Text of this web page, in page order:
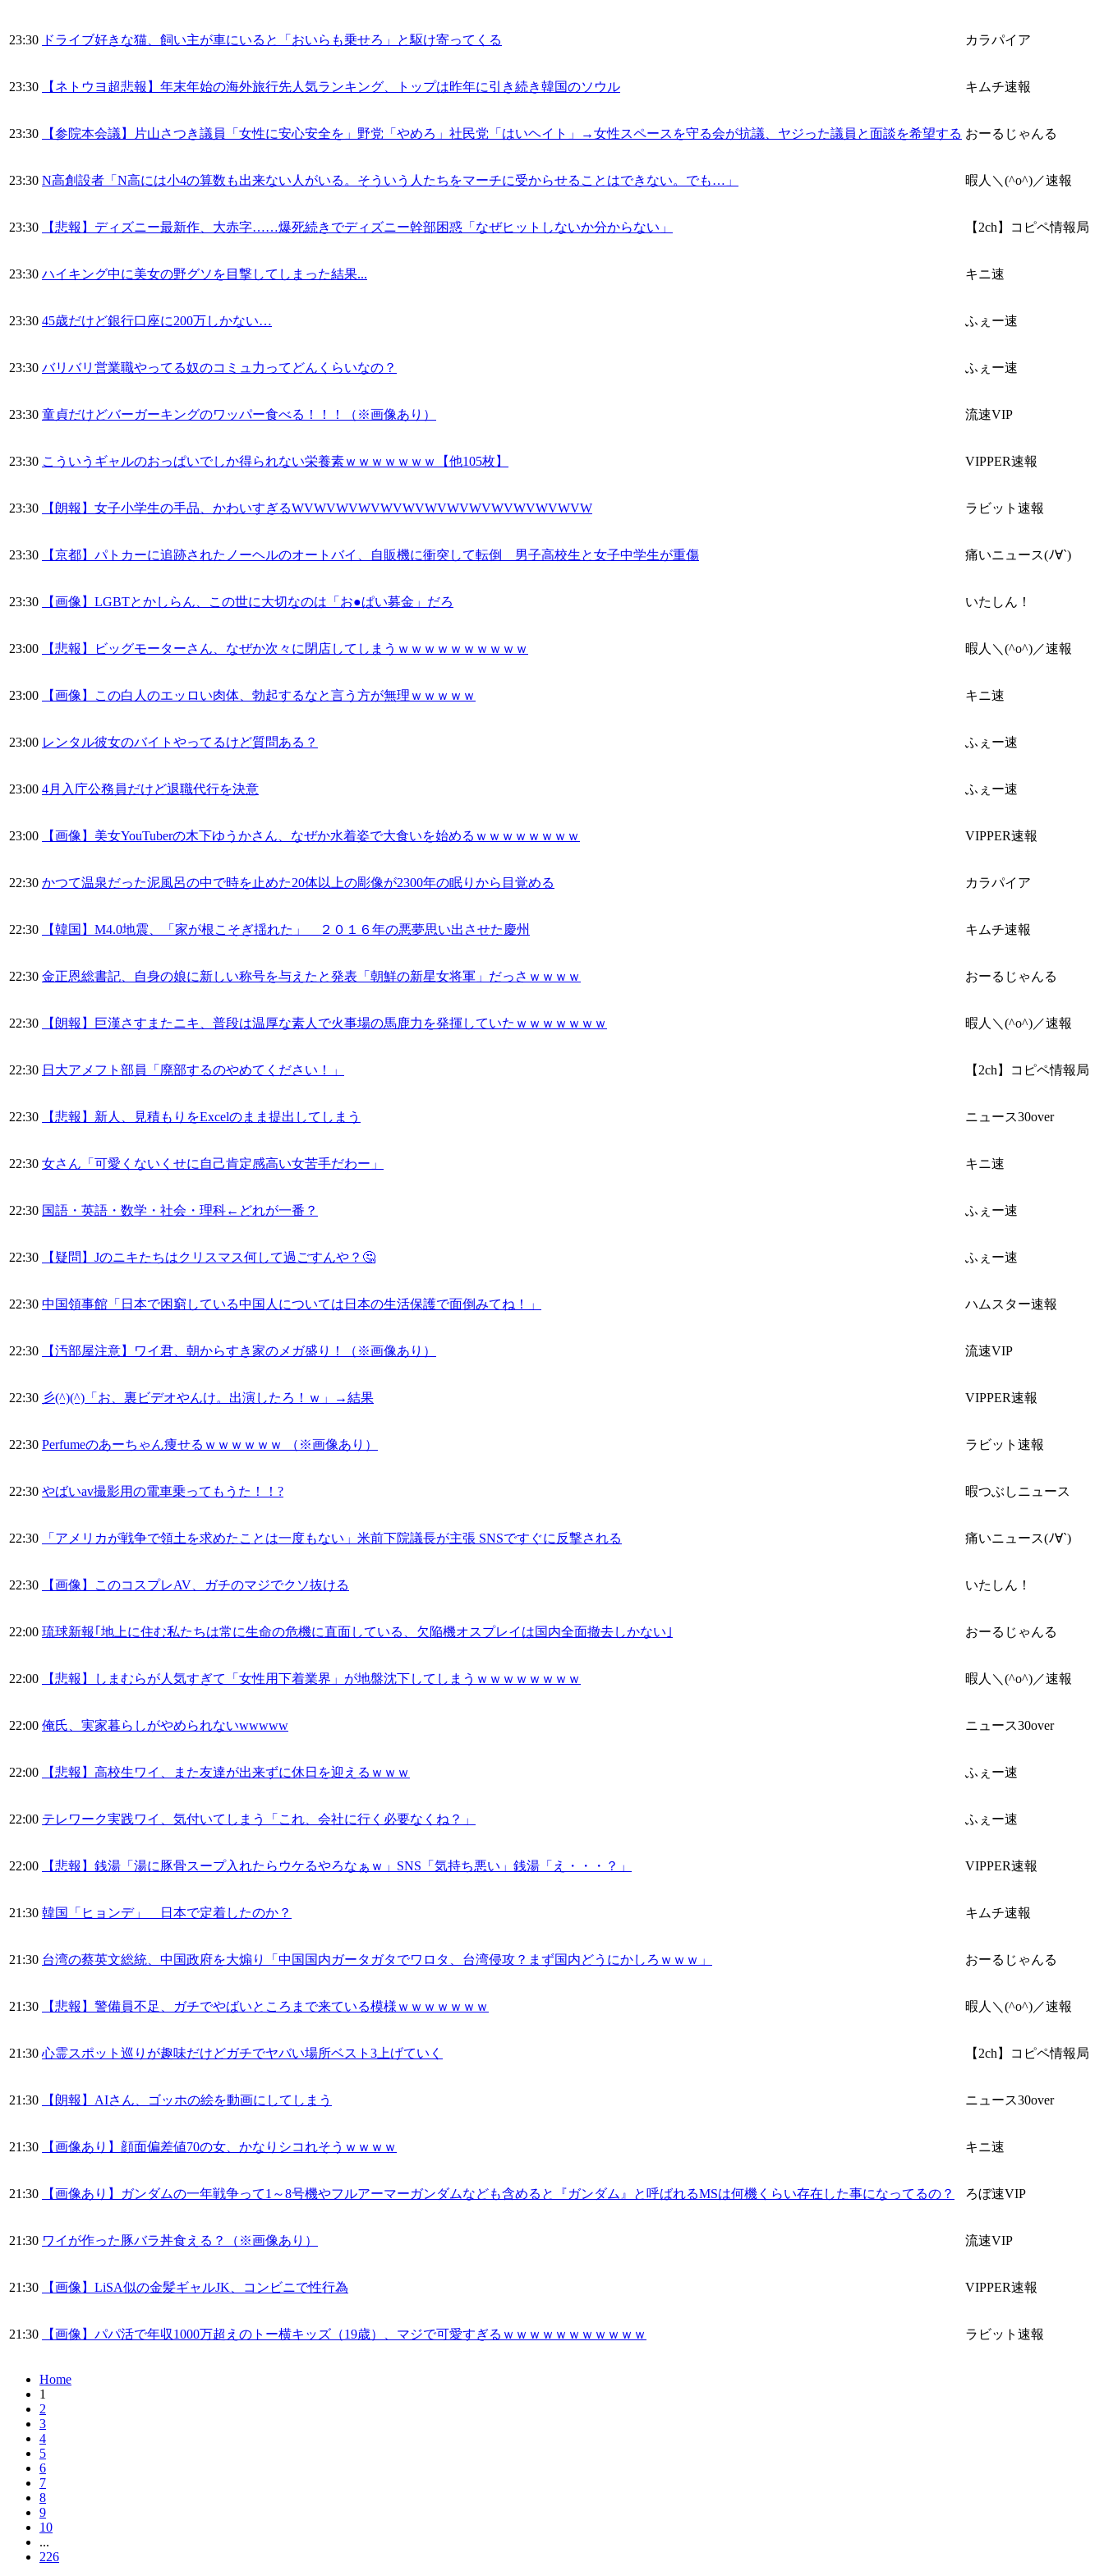
23:30 ドライブ好きな猫、飼い主が車にいると「おいらも乗せろ」と駆け寄ってくる カラパイア
23:30 【ネトウヨ超悲報】年末年始の海外旅行先人気ランキング、トップは昨年に引き続き韓国のソウル キムチ速報
23:30 【参院本会議】片山さつき議員「女性に安心安全を」野党「やめろ」社民党「はいヘイト」→女性スペースを守る会が抗議、ヤジった議員と面談を希望する おーるじゃんる
23:30 N高創設者「N高には小4の算数も出来ない人がいる。そういう人たちをマーチに受からせることはできない。でも…」 暇人＼(^o^)／速報
23:30 【悲報】ディズニー最新作、大赤字……爆死続きでディズニー幹部困惑「なぜヒットしないか分からない」 【2ch】コピペ情報局
23:30 ハイキング中に美女の野グソを目撃してしまった結果... キニ速
23:30 45歳だけど銀行口座に200万しかない… ふぇー速
23:30 バリバリ営業職やってる奴のコミュ力ってどんくらいなの？ ふぇー速
23:30 童貞だけどバーガーキングのワッパー食べる！！！（※画像あり） 流速VIP
23:30 こういうギャルのおっぱいでしか得られない栄養素ｗｗｗｗｗｗｗ【他105枚】 VIPPER速報
23:30 【朗報】女子小学生の手品、かわいすぎるWVWVWVWVWVWVWVWVWVWVWVWVWVW ラビット速報
23:30 【京都】パトカーに追跡されたノーヘルのオートバイ、自販機に衝突して転倒 男子高校生と女子中学生が重傷 痛いニュース(ﾉ∀`)
23:30 【画像】LGBTとかしらん、この世に大切なのは「お●ぱい募金」だろ いたしん！
23:00 【悲報】ビッグモーターさん、なぜか次々に閉店してしまうｗｗｗｗｗｗｗｗｗｗ 暇人＼(^o^)／速報
23:00 【画像】この白人のエッロい肉体、勃起するなと言う方が無理ｗｗｗｗｗ キニ速
23:00 レンタル彼女のバイトやってるけど質問ある？ ふぇー速
23:00 4月入庁公務員だけど退職代行を決意 ふぇー速
23:00 【画像】美女YouTuberの木下ゆうかさん、なぜか水着姿で大食いを始めるｗｗｗｗｗｗｗｗ VIPPER速報
22:30 かつて温泉だった泥風呂の中で時を止めた20体以上の彫像が2300年の眠りから目覚める カラパイア
22:30 【韓国】M4.0地震、「家が根こそぎ揺れた」 ２０１６年の悪夢思い出させた慶州 キムチ速報
22:30 金正恩総書記、自身の娘に新しい称号を与えたと発表「朝鮮の新星女将軍」だっさｗｗｗｗ おーるじゃんる
22:30 【朗報】巨漢さすまたニキ、普段は温厚な素人で火事場の馬鹿力を発揮していたｗｗｗｗｗｗｗ 暇人＼(^o^)／速報
22:30 日大アメフト部員「廃部するのやめてください！」 【2ch】コピペ情報局
22:30 【悲報】新人、見積もりをExcelのまま提出してしまう ニュース30over
22:30 女さん「可愛くないくせに自己肯定感高い女苦手だわー」 キニ速
22:30 国語・英語・数学・社会・理科←どれが一番？ ふぇー速
22:30 【疑問】Jのニキたちはクリスマス何して過ごすんや？🤔 ふぇー速
22:30 中国領事館「日本で困窮している中国人については日本の生活保護で面倒みてね！」 ハムスター速報
22:30 【汚部屋注意】ワイ君、朝からすき家のメガ盛り！（※画像あり） 流速VIP
22:30 彡(^)(^)「お、裏ビデオやんけ。出演したろ！ｗ」→結果 VIPPER速報
22:30 Perfumeのあーちゃん痩せるｗｗｗｗｗｗ （※画像あり） ラビット速報
22:30 やばいav撮影用の電車乗ってもうた！！? 暇つぶしニュース
22:30 「アメリカが戦争で領土を求めたことは一度もない」米前下院議長が主張 SNSですぐに反撃される 痛いニュース(ﾉ∀`)
22:30 【画像】このコスプレAV、ガチのマジでクソ抜ける いたしん！
22:00 琉球新報｢地上に住む私たちは常に生命の危機に直面している、欠陥機オスプレイは国内全面撤去しかない｣ おーるじゃんる
22:00 【悲報】しまむらが人気すぎて「女性用下着業界」が地盤沈下してしまうｗｗｗｗｗｗｗｗ 暇人＼(^o^)／速報
22:00 俺氏、実家暮らしがやめられないwwwww ニュース30over
22:00 【悲報】高校生ワイ、また友達が出来ずに休日を迎えるｗｗｗ ふぇー速
22:00 テレワーク実践ワイ、気付いてしまう「これ、会社に行く必要なくね？」 ふぇー速
22:00 【悲報】銭湯「湯に豚骨スープ入れたらウケるやろなぁｗ」SNS「気持ち悪い」銭湯「え・・・？」 VIPPER速報
21:30 韓国「ヒョンデ」 日本で定着したのか？ キムチ速報
21:30 台湾の蔡英文総統、中国政府を大煽り「中国国内ガータガタでワロタ、台湾侵攻？まず国内どうにかしろｗｗｗ」 おーるじゃんる
21:30 【悲報】警備員不足、ガチでやばいところまで来ている模様ｗｗｗｗｗｗｗ 暇人＼(^o^)／速報
21:30 心霊スポット巡りが趣味だけどガチでヤバい場所ベスト3上げていく 【2ch】コピペ情報局
21:30 【朗報】AIさん、ゴッホの絵を動画にしてしまう ニュース30over
21:30 【画像あり】顔面偏差値70の女、かなりシコれそうｗｗｗｗ キニ速
21:30 【画像あり】ガンダムの一年戦争って1～8号機やフルアーマーガンダムなども含めると『ガンダム』と呼ばれるMSは何機くらい存在した事になってるの？ ろぼ速VIP
21:30 ワイが作った豚バラ丼食える？（※画像あり） 流速VIP
21:30 【画像】LiSA似の金髪ギャルJK、コンビニで性行為 VIPPER速報
21:30 【画像】パパ活で年収1000万超えのトー横キッズ（19歳）、マジで可愛すぎるｗｗｗｗｗｗｗｗｗｗｗ ラビット速報
Home
1
2
3
4
5
6
7
8
9
10
...
226